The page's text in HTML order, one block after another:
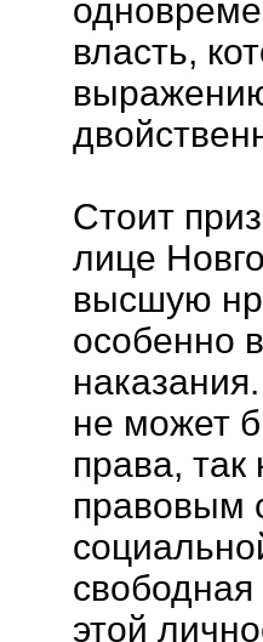
власть,
Стоит
лице
высшую
особенно
не может
права,
правовым
этой